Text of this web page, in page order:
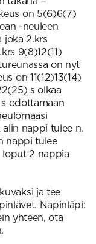
on 5(6)6(7)
-neuleen
joka 2.krs
9(8)12(11)
on nyt
on 11(12)13(14)
s olkaa
odottamaan
nappi tulee n.
nappi tulee
loput 2 nappia
ja tee
Napinläpi:
yhteen, ota